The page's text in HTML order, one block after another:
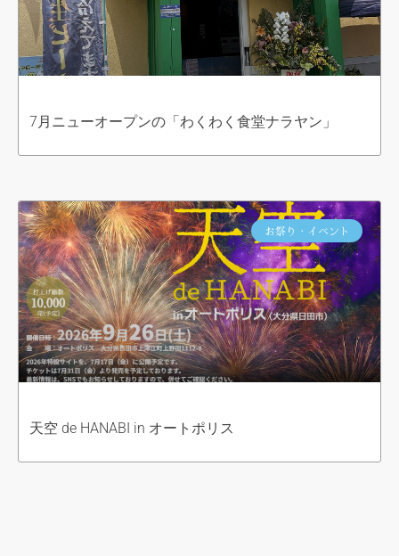
7月ニューオープンの「わくわく食堂ナラヤン」
お祭り・イベント
天空 de HANABI in オートポリス